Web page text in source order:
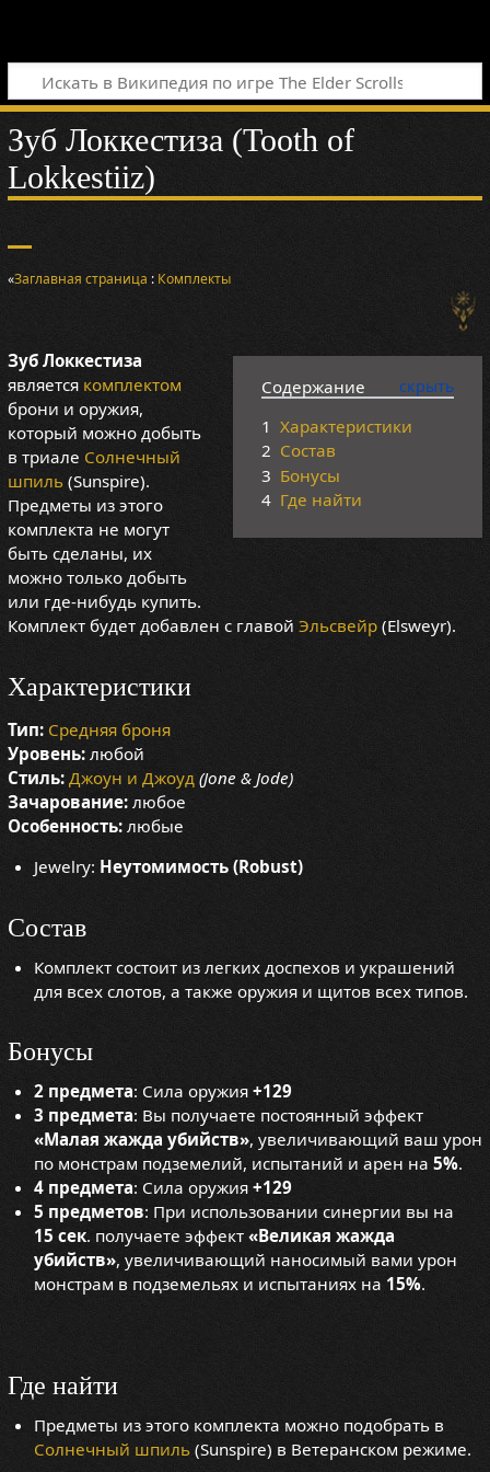
Зуб Локкестиза (Tooth of
Lokkestiiz)
«Заглавная страница : Комплекты
Содержание
1 Характеристики
2 Состав
3 Бонусы
4 Где найти
Зуб Локкестиза
является комплектом
брони и оружия,
который можно добыть
в триале Солнечный
шпиль(Sunspire).
Предметы из этого
комплекта не могут
быть сделаны, их
можно только добыть
или где-нибудь купить.
Комплект будет добавлен с главой Эльсвейр(Elsweyr).
Характеристики
Тип: Средняя броня
Уровень:любой
Стиль: Джоун и Джоуд (Jone & Jode)
Зачарование:любое
Особенность:любые
Jewelry: Неутомимость (Robust)
Состав
Комплект состоит из легких доспехов и украшений
для всех слотов, а также оружия и щитов всех типов.
Бонусы
2 предмета: Сила оружия+129
3 предмета: Вы получаете постоянный эффект
«Малая жажда убийств», увеличивающий ваш урон
по монстрам подземелий, испытаний и арен на5%.
4 предмета: Сила оружия+129
5 предметов: При использовании синергии вы на
15 сек. получаете эффект«Великая жажда
убийств», увеличивающий наносимый вами урон
монстрам в подземельях и испытаниях на 15%.
Где найти
Предметы из этого комплекта можно подобрать в
Солнечный шпиль (Sunspire) в Ветеранском режиме.